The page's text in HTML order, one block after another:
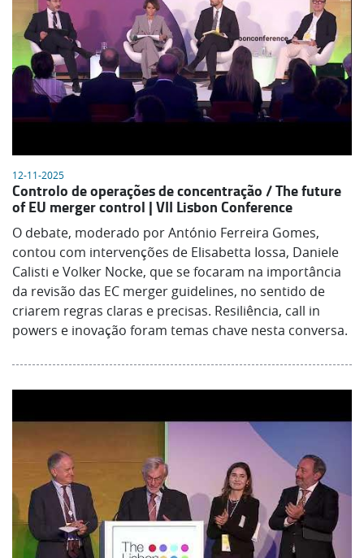
12-11-2025
Controlo de operações de concentração / The future
of EU merger control | VII Lisbon Conference
O debate, moderado por António Ferreira Gomes,
contou com intervenções de Elisabetta Iossa, Daniele
Calisti e Volker Nocke, que se focaram na importância
da revisão das EC merger guidelines, no sentido de
criarem regras claras e precisas. Resiliência, call in
powers e inovação foram temas chave nesta conversa.